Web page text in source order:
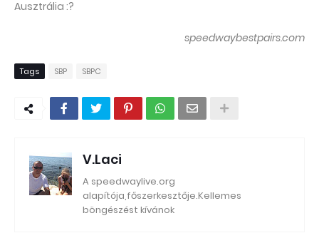
Ausztrália :?
speedwaybestpairs.com
Tags SBP SBPC
V.Laci
A speedwaylive.org
alapítója,főszerkesztője.Kellemes
böngészést kívánok